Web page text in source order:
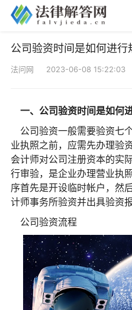
公司验资时间是如何进
法问网 2023-06-08 15:22:03
一、公司验资时间是如何
公司验资一般需要验资七
业执照之前，应需先办理验
会计师对公司注册资本的实
行审验，是企业办理营业执
序首先是开设临时帐户，然
计师事务所验资并出具验资报
公司验资流程